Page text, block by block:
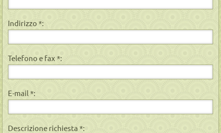
Indirizzo *:
Telefono e fax *:
E-mail *:
Descrizione richiesta *: